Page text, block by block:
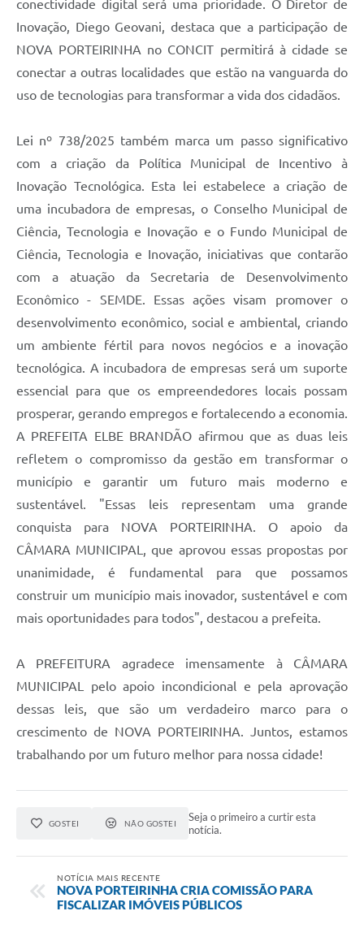
conectividade digital será uma prioridade. O Diretor de
Inovação, Diego Geovani, destaca que a participação de
NOVA PORTEIRINHA no CONCIT permitirá à cidade se
conectar a outras localidades que estão na vanguarda do
uso de tecnologias para transformar a vida dos cidadãos.
Lei nº 738/2025 também marca um passo significativo
com a criação da Política Municipal de Incentivo à
Inovação Tecnológica. Esta lei estabelece a criação de
uma incubadora de empresas, o Conselho Municipal de
Ciência, Tecnologia e Inovação e o Fundo Municipal de
Ciência, Tecnologia e Inovação, iniciativas que contarão
com a atuação da Secretaria de Desenvolvimento
Econômico - SEMDE. Essas ações visam promover o
desenvolvimento econômico, social e ambiental, criando
um ambiente fértil para novos negócios e a inovação
tecnológica. A incubadora de empresas será um suporte
essencial para que os empreendedores locais possam
prosperar, gerando empregos e fortalecendo a economia.
A PREFEITA ELBE BRANDÃO afirmou que as duas leis
refletem o compromisso da gestão em transformar o
município e garantir um futuro mais moderno e
sustentável. "Essas leis representam uma grande
conquista para NOVA PORTEIRINHA. O apoio da
CÂMARA MUNICIPAL, que aprovou essas propostas por
unanimidade, é fundamental para que possamos
construir um município mais inovador, sustentável e com
mais oportunidades para todos", destacou a prefeita.
A PREFEITURA agradece imensamente à CÂMARA
MUNICIPAL pelo apoio incondicional e pela aprovação
dessas leis, que são um verdadeiro marco para o
crescimento de NOVA PORTEIRINHA. Juntos, estamos
trabalhando por um futuro melhor para nossa cidade!
GOSTEI NÃO GOSTEI
Seja o primeiro a curtir esta
notícia.
NOTÍCIA MAIS RECENTE
NOVA PORTEIRINHA CRIA COMISSÃO PARA
FISCALIZAR IMÓVEIS PÚBLICOS